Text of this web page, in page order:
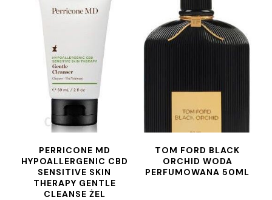
PERRICONE MD
HYPOALLERGENIC CBD
SENSITIVE SKIN
THERAPY GENTLE
CLEANSE ŻEL
TOM FORD BLACK
ORCHID WODA
PERFUMOWANA 50ML